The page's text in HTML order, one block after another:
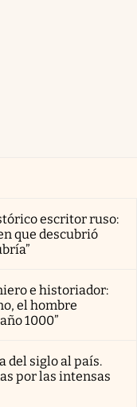
escritor ruso:
que descubrió
e historiador:
el hombre
1000”
del siglo al país.
por las intensas